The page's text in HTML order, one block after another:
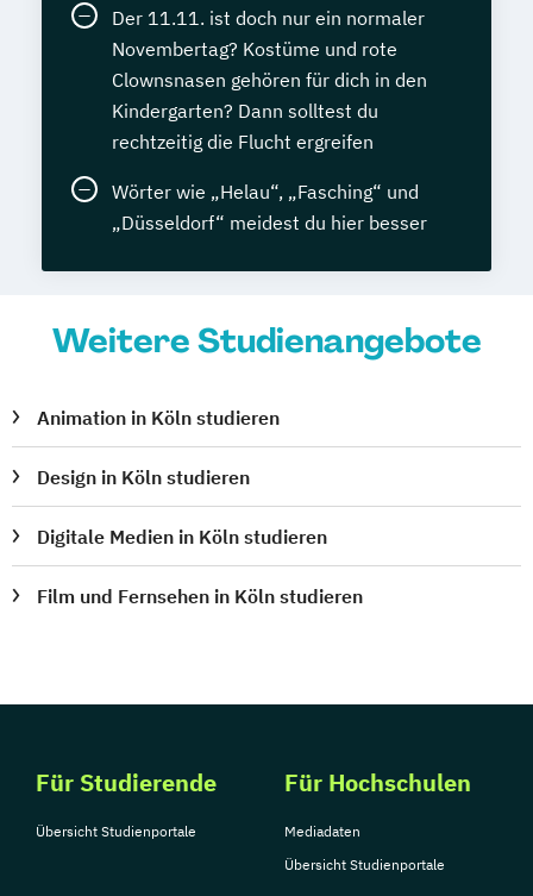
Der 11.11. ist doch nur ein normaler
Novembertag? Kostüme und rote
Clownsnasen gehören für dich in den
Kindergarten? Dann solltest du
rechtzeitig die Flucht ergreifen
Wörter wie „Helau“, „Fasching“ und
„Düsseldorf“ meidest du hier besser
Weitere Studienangebote
Animation in Köln studieren
Design in Köln studieren
Digitale Medien in Köln studieren
Film und Fernsehen in Köln studieren
Für Studierende
Übersicht Studienportale
Für Hochschulen
Mediadaten
Übersicht Studienportale